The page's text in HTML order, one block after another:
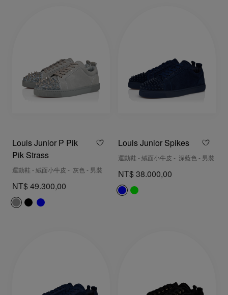
Louis Junior P Pik
Pik Strass
運動鞋 - 絨面小牛皮 - 灰色 - 男裝
NT$ 49.300,00
Louis Junior Spikes
運動鞋 - 絨面小牛皮 - 深藍色 - 男裝
NT$ 38.000,00